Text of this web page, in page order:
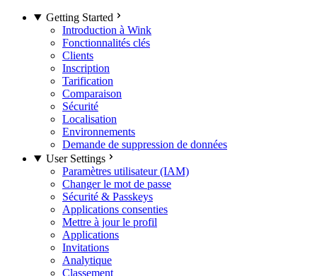
Getting Started
Introduction à Wink
Fonctionnalités clés
Clients
Inscription
Tarification
Comparaison
Sécurité
Localisation
Environnements
Demande de suppression de données
User Settings
Paramètres utilisateur (IAM)
Changer le mot de passe
Sécurité & Passkeys
Applications consenties
Mettre à jour le profil
Applications
Invitations
Analytique
Classement